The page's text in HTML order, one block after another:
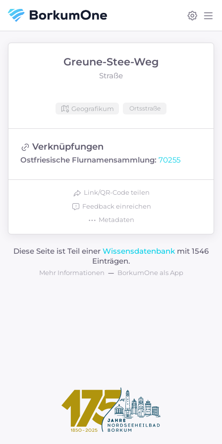
Greune-Stee-Weg
Straße
Geografikum Ortsstraße
Verknüpfungen
Ostfriesische Flurnamensammlung: 70255
Link/QR-Code teilen
Feedback einreichen
Metadaten
Diese Seite ist Teil einer Wissensdatenbank mit 1546
Einträgen.
Mehr Informationen BorkumOne als App